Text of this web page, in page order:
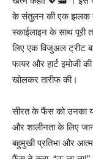
के संतुलन की एक झलक
स्काईलाइन के साथ पूरी
लिए एक विजुअल ट्रीट
फायर और हार्ट इमोजी
खोलकर तारीफ की।
सीरत के फैंस को उनका
और शालीनता के लिए
बहुमुखी प्रतिभा और